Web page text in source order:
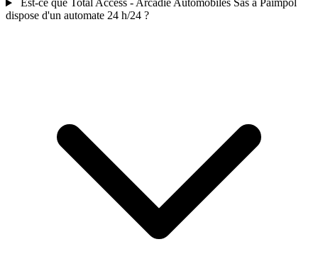
Est-ce que Total Access - Arcadie Automobiles Sas à Paimpol
dispose d'un automate 24 h/24 ?